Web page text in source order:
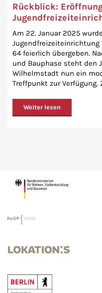
Rückblick:
Am 22. Januar 2025
Jugendfreizeiteinrichtung
64 feierlich übergeben.
und Bauphase steht den
Wilhelmstadt nun ein
Treffpunkt zur Verfügung.
Weiter lesen